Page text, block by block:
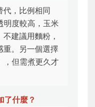
代，比例相同
明度較高，玉米
建議用麵粉，
重。另一個選擇
，但需煮更久才
了什麼？